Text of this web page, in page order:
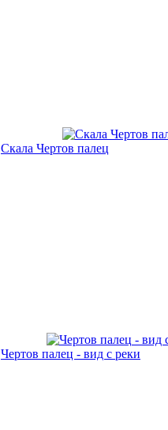
Скала Чертов палец
Чертов палец - вид с реки